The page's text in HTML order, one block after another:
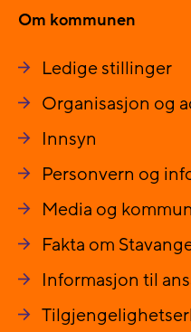
Om kommunen
Ledige stillinger
Organisasjon og
Innsyn
Personvern og
Media og
Fakta om
Informasjon til